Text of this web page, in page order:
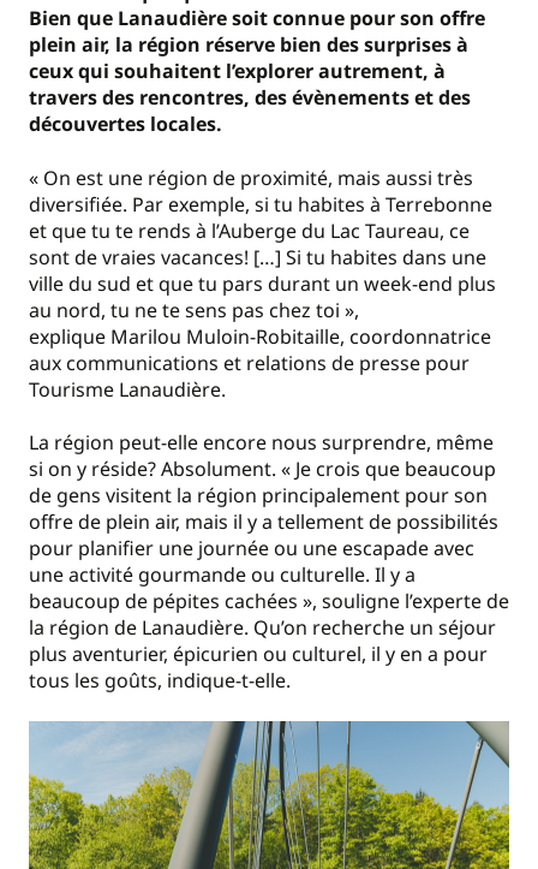
Bien que Lanaudière soit connue pour son offre
plein air, la région réserve bien des surprises à
ceux qui souhaitent l’explorer autrement, à
travers des rencontres, des évènements et des
découvertes locales.
« On est une région de proximité, mais aussi très
diversifiée. Par exemple, si tu habites à Terrebonne
et que tu te rends à l’Auberge du Lac Taureau, ce
sont de vraies vacances! […] Si tu habites dans une
ville du sud et que tu pars durant un week-end plus
au nord, tu ne te sens pas chez toi »,
explique Marilou Muloin-Robitaille, coordonnatrice
aux communications et relations de presse pour
Tourisme Lanaudière.
La région peut-elle encore nous surprendre, même
si on y réside? Absolument. « Je crois que beaucoup
de gens visitent la région principalement pour son
offre de plein air, mais il y a tellement de possibilités
pour planifier une journée ou une escapade avec
une activité gourmande ou culturelle. Il y a
beaucoup de pépites cachées », souligne l’experte de
la région de Lanaudière. Qu’on recherche un séjour
plus aventurier, épicurien ou culturel, il y en a pour
tous les goûts, indique-t-elle.